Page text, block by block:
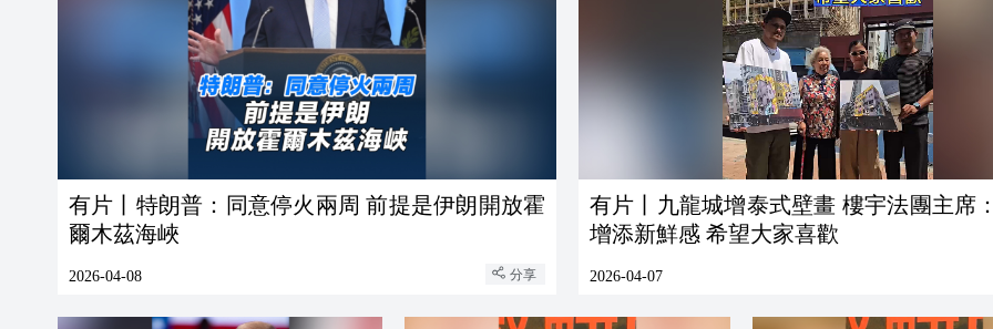
有片丨特朗普：同意停火兩周 前提是伊朗開放霍
爾木茲海峽
2026-04-08 分享
有片丨九龍城增泰式壁畫 樓宇法團主席
增添新鮮感 希望大家喜歡
2026-04-07